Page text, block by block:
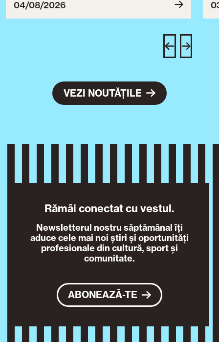
04/08/2026
VEZI NOUTĂȚILE
Rămâi conectat cu vestul.
Newsletterul nostru săptămânal îți
aduce cele mai noi știri și oportunități
profesionale din cultură, sport și
comunitate.
ABONEAZĂ-TE